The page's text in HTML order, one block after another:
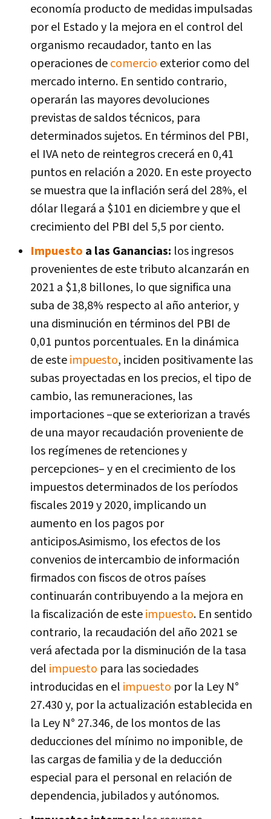
economía producto de medidas impulsadas
por el Estado y la mejora en el control del
organismo recaudador, tanto en las
operaciones decomercio exterior como del
mercado interno. En sentido contrario,
operarán las mayores devoluciones
previstas de saldos técnicos, para
determinados sujetos. En términos del PBI,
el IVA neto de reintegros crecerá en 0,41
puntos en relación a 2020. En este proyecto
se muestra que la inflación será del 28%, el
dólar llegará a $101 en diciembre y que el
crecimiento del PBI del 5,5 por ciento.
Impuesto a las Ganancias: los ingresos
provenientes de este tributo alcanzarán en
2021 a $1,8 billones, lo que significa una
suba de 38,8% respecto al año anterior, y
una disminución en términos del PBI de
0,01 puntos porcentuales. En la dinámica
de esteimpuesto, inciden positivamente las
subas proyectadas en los precios, el tipo de
cambio, las remuneraciones, las
importaciones –que se exteriorizan a través
de una mayor recaudación proveniente de
los regímenes de retenciones y
percepciones– y en el crecimiento de los
impuestos determinados de los períodos
fiscales 2019 y 2020, implicando un
aumento en los pagos por
anticipos.Asimismo, los efectos de los
convenios de intercambio de información
firmados con fiscos de otros países
continuarán contribuyendo a la mejora en
la fiscalización de esteimpuesto. En sentido
contrario, la recaudación del año 2021 se
verá afectada por la disminución de la tasa
del impuesto para las sociedades
introducidas en el impuesto por la Ley N°
27.430 y, por la actualización establecida en
la Ley N° 27.346, de los montos de las
deducciones del mínimo no imponible, de
las cargas de familia y de la deducción
especial para el personal en relación de
dependencia, jubilados y autónomos.